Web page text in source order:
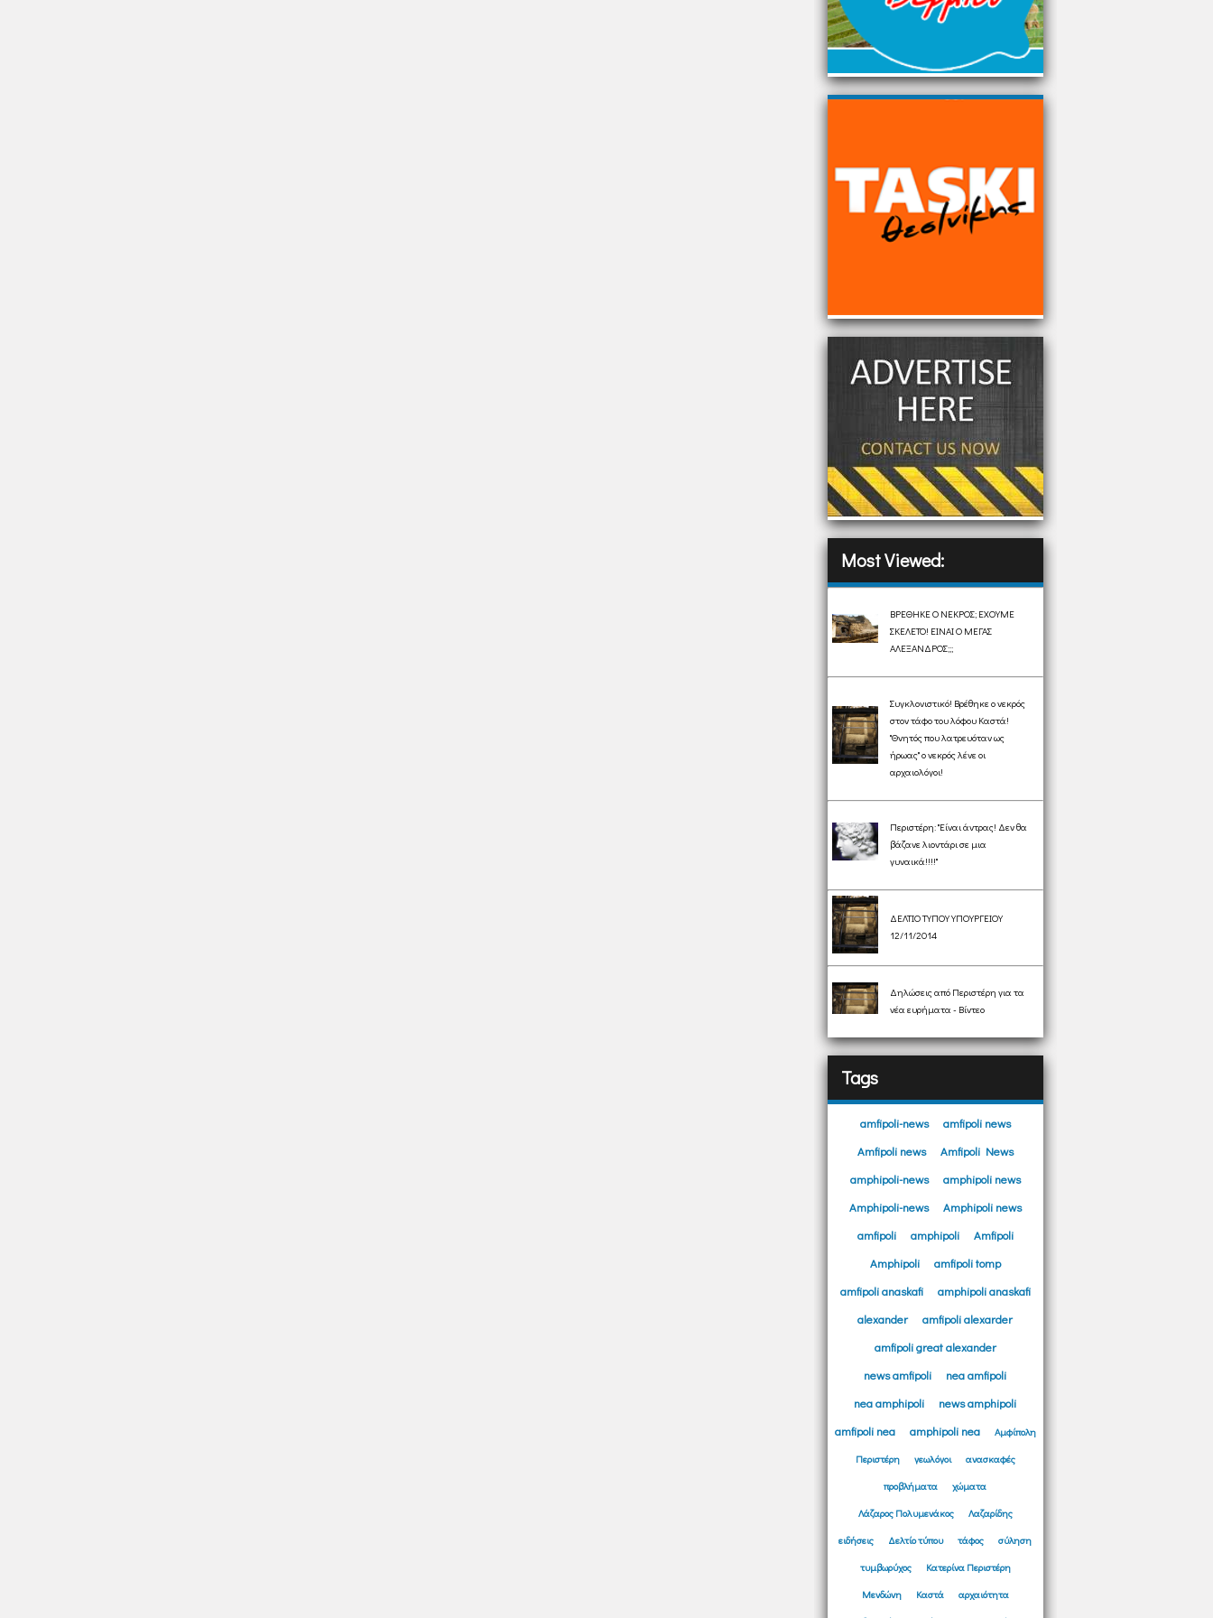
Most Viewed:
ΒΡΕΘΗΚΕ Ο ΝΕΚΡΟΣ; ΕΧΟΥΜΕ
ΣΚΕΛΕΤΟ! ΕΙΝΑΙ Ο ΜΕΓΑΣ
ΑΛΕΞΑΝΔΡΟΣ;;;
Συγκλονιστικό! Βρέθηκε ο νεκρός
στον τάφο του λόφου Καστά!
"Θνητός που λατρευόταν ως
ήρωας" ο νεκρός λένε οι
αρχαιολόγοι!
Περιστέρη: "Είναι άντρας! Δεν θα
βάζανε λιοντάρι σε μια
γυναικά!!!!"
ΔΕΛΤΙΟ ΤΥΠΟΥ ΥΠΟΥΡΓΕΙΟΥ
12/11/2014
Δηλώσεις από Περιστέρη για τα
νέα ευρήματα - Βίντεο
Tags
amfipoli-news
amfipoli news
Amfipoli news
Amfipoli News
amphipoli-news
amphipoli news
Amphipoli-news
Amphipoli news
amfipoli
amphipoli
Amfipoli
Amphipoli
amfipoli tomp
amfipoli anaskafi
amphipoli anaskafi
alexander
amfipoli alexarder
amfipoli great alexander
news amfipoli
nea amfipoli
nea amphipoli
news amphipoli
amfipoli nea
amphipoli nea
Αμφίπολη
Περιστέρη
γεωλόγοι
ανασκαφές
προβλήματα
χώματα
Λάζαρος Πολυμενάκος
Λαζαρίδης
ειδήσεις
Δελτίο τύπου τάφος
σύληση
τυμβωρύχος
Κατερίνα Περιστέρη
Μενδώνη
Καστά
αρχαιότητα